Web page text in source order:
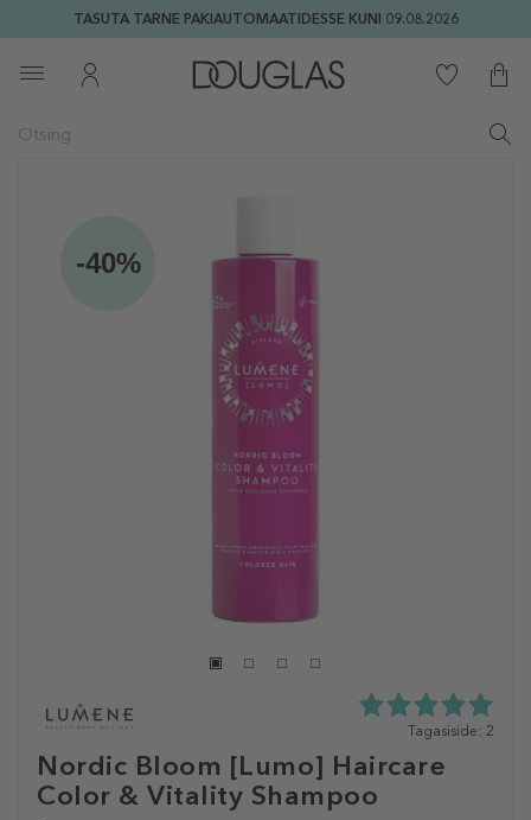
TASUTA TARNE PAKIAUTOMAATIDESSE KUNI 09.08.2026
-40%
Nordic Bloom [Lumo] Haircare
Color & Vitality Shampoo
5.0
5st
Tagasiside: 2